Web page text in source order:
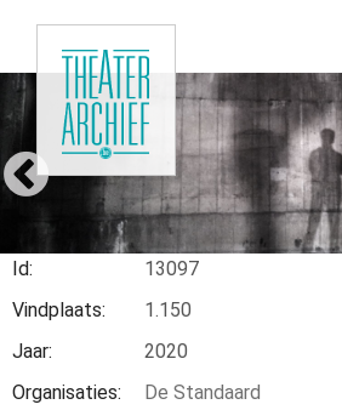
naar
inhoud
gaan
Kruimelpad
Node 13286
Id
13097
Vindplaats
1.150
Jaar
2020
Organisaties
De Standaard